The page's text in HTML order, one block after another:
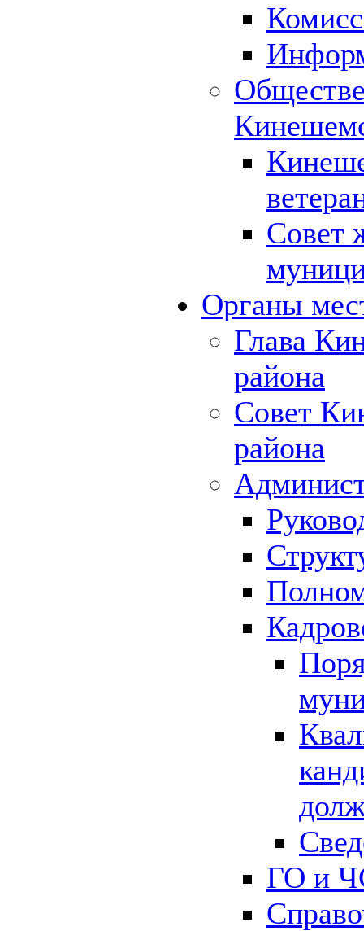
Совет
Органы
Глава
района
Совет
района
ГО и